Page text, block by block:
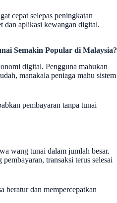
cepat selepas peningkatan
dan aplikasi kewangan digital.
Semakin Popular di Malaysia?
digital. Pengguna mahukan
manakala peniaga mahu sistem
pembayaran tanpa tunai
wang tunai dalam jumlah besar.
transaksi terus selesai
beratur dan mempercepatkan